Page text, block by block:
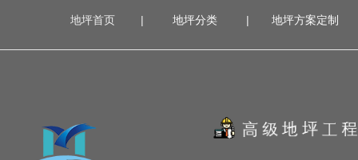
地坪首页 | 地坪分类 | 地坪方案定制